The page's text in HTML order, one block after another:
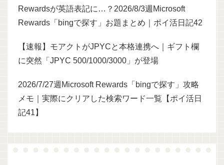
Rewardsが英語表記に…？2026/8/3週Microsoft
Rewards「bingで探す」お題まとめ｜ポイ活日記42
【速報】モアクトがJPYCと本格連携へ｜ギフト欄
に突然「JPYC 500/1000/3000」が登場
2026/7/27週Microsoft Rewards「bingで探す」攻略
メモ｜実際にクリアした検索ワード一覧【ポイ活日
記41】